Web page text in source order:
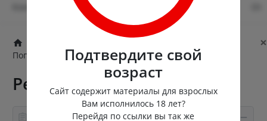
Подтвердите свой
возраст
Сайт содержит материалы для взрослых
Вам исполнилось 18 лет?
Перейдя по ссылки вы так же
Оплата и доставка Кэшбек
×
Попперсы для фистинга
Pentyl Pentanol 24ml
Pentyl Pentanol 24ml
Информация о товаре